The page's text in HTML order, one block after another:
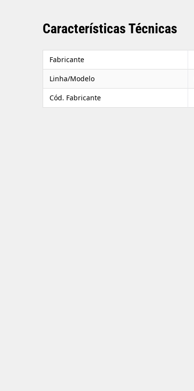
Características Técnicas
Fabricante
Linha/Modelo
Cód. Fabricante